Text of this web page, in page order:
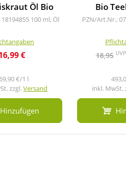
Öl Bio
100 ml, Öl
€
€/1 l
zzgl.Versand
Hinzufügen
Bio
PZN/Art.Nr.:
18,95 UVP
inkl. MwSt.